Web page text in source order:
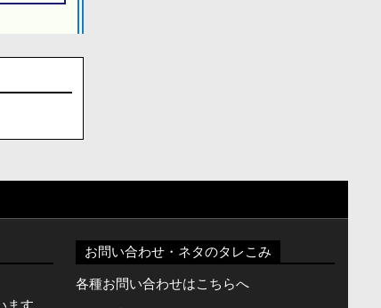
す。
お問い合わせ・ネタのタレこみ
各種お問い合わせはこちらへ